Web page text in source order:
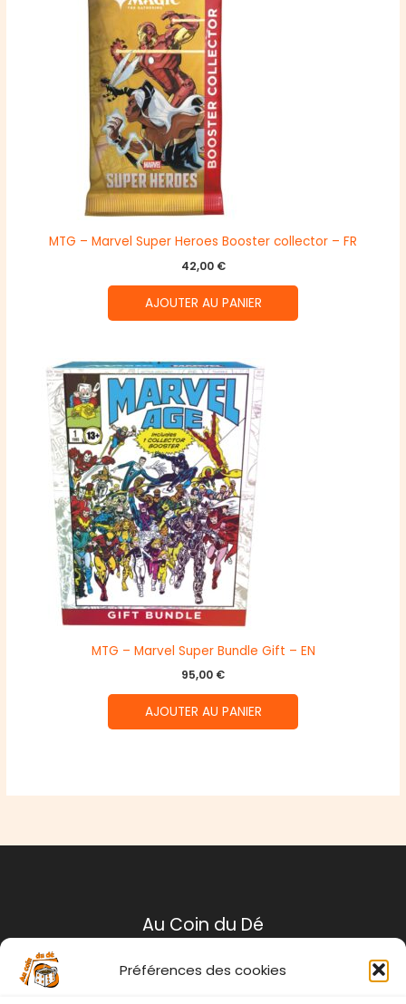
Préférences des cookies
MTG – Marvel Super Heroes Booster collector – FR
42,00 €
AJOUTER AU PANIER
MTG – Marvel Super Bundle Gift – EN
95,00 €
AJOUTER AU PANIER
Au Coin du Dé